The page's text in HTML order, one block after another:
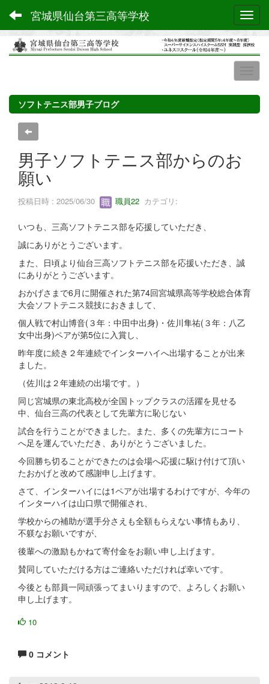
宮城県仙台第三高等学校
ソフトテニス部男子ブログ
男子ソフトテニス部からのお
願い
投稿日時 : 2025/06/30 職員22 カテゴリ:
いつも、三高ソフトテニス部を応援していただき、
誠にありがとうございます。
また、日頃より仙台三高ソフトテニス部を応援いただき、誠
にありがとうございます。
おかげさまで6月に開催された第74回宮城県高等学校総合体育
大会ソフトテニス競技におきまして、
個人戦で村山博音(３年：中田中出身)・佐川隼祐(３年：八乙
女中出身)ペアが第5位に入賞し、
昨年度に続き２年連続でインターハイへ出場することが出来
ました。
（佐川は２年連続の出場です。）
同じ宮城県の東北高校が全国トップクラスの活躍を見せる
中、仙台三高の代表として先輩方に恥じない
試合を行うことができました。また、多くの先輩方にコート
へ足を運んでいただき、ありがとうございました。
今回勝ち切ることができたのは会場へ応援に駆け付けて頂い
たおかげと改めて感謝申し上げます。
さて、インターハイには1ペアが出場するわけですが、今年の
インターハイは山口県で開催され、
学校からの補助が選手分さえも全額もらえない事情もあり、
不躾なお願いですが、
後輩への激励もかねて寄付金をお願い申し上げます。
賛同していただける方はご連絡いただければ幸いです。
今後とも部員一同頑張ってまいりますので、よろしくお願い
申し上げます。
10
0 コメント